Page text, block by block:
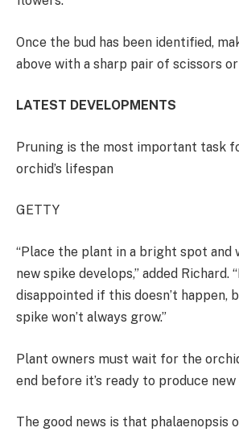
Once the bud has been identified,
above with a sharp pair of scissors
LATEST DEVELOPMENTS
Pruning is the most important task
orchid’s lifespan
GETTY
“Place the plant in a bright spot and
new spike develops,” added Richard.
disappointed if this doesn’t happen,
spike won’t always grow.”
Plant owners must wait for the
end before it’s ready to produce
The good news is that phalaenopsis